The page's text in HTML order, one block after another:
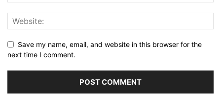
Save my name, email, and website in this browser for the
next time I comment.